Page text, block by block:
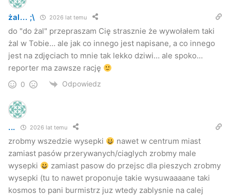
żal... ;\ 2026 lat temu
do "do żal" przepraszam Cię strasznie że wywołałem taki
żal w Tobie… ale jak co innego jest napisane, a co innego
jest na zdjęciach to mnie tak lekko dziwi… ale spoko…
reporter ma zawsze rację
0 Odpowiedz
... 2026 lat temu
zrobmy wszedzie wysepki
nawet w centrum miast
zamiast pasów przerywanych/ciaglych zrobmy male
wysepki
zamiast pasow do przejsc dla pieszych zrobmy
wysepki (tu to nawet proponuje takie wysuwaaaane taki
kosmos to pani burmistrz juz wtedy zablysnie na calej